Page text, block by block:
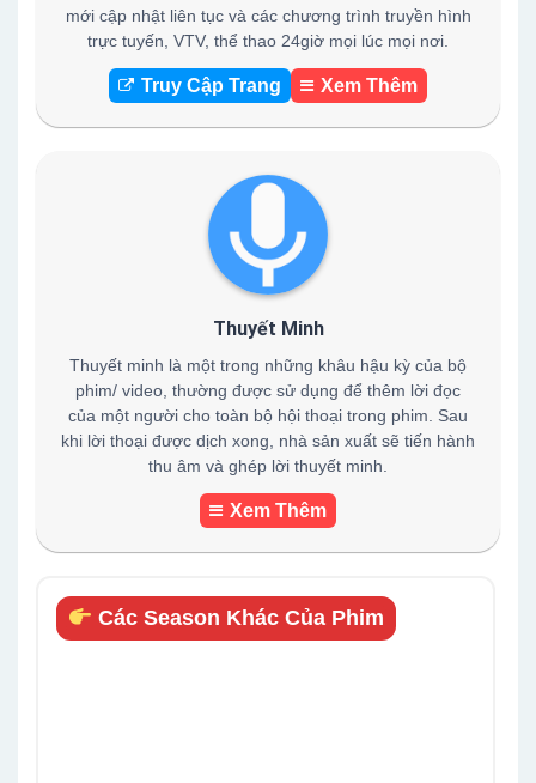
mới cập nhật liên tục và các chương trình truyền hình
trực tuyến, VTV, thể thao 24giờ mọi lúc mọi nơi.
Truy Cập Trang Xem Thêm
Thuyết Minh
Thuyết minh là một trong những khâu hậu kỳ của bộ
phim/ video, thường được sử dụng để thêm lời đọc
của một người cho toàn bộ hội thoại trong phim. Sau
khi lời thoại được dịch xong, nhà sản xuất sẽ tiến hành
thu âm và ghép lời thuyết minh.
Xem Thêm
Các Season Khác Của Phim